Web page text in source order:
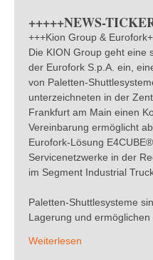
+++++NEWS-
+++Kion Group &
Die KION Group geht eine
der Eurofork S.p.A. ein,
von Paletten-
unterzeichneten in der
Frankfurt am Main einen
Vereinbarung ermöglicht
Eurofork-Lösung
Servicenetzwerke in der
im Segment Industrial
Paletten-Shuttlesysteme
Lagerung und ermöglichen
Weiterlesen